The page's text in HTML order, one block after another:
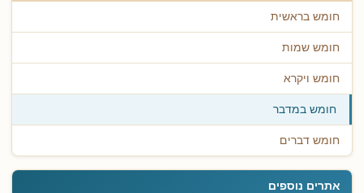
חומש בראשית
חומש שמות
חומש ויקרא
חומש במדבר
חומש דברים
אתרים נוספים